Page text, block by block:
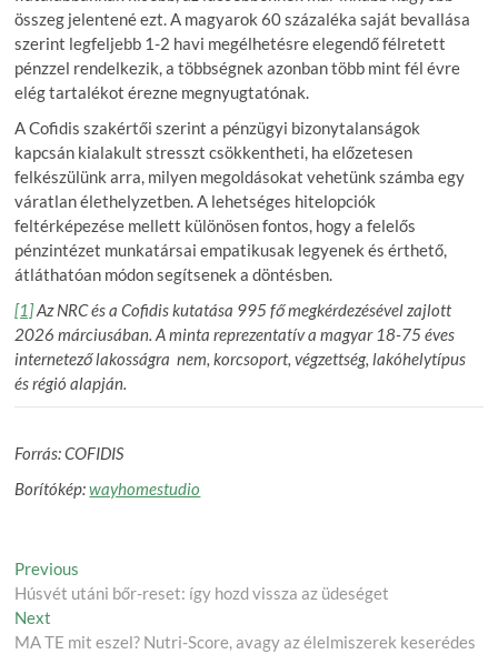
összeg jelentené ezt. A magyarok 60 százaléka saját bevallása
szerint legfeljebb 1-2 havi megélhetésre elegendő félretett
pénzzel rendelkezik, a többségnek azonban több mint fél évre
elég tartalékot érezne megnyugtatónak.
A Cofidis szakértői szerint a pénzügyi bizonytalanságok
kapcsán kialakult stresszt csökkentheti, ha előzetesen
felkészülünk arra, milyen megoldásokat vehetünk számba egy
váratlan élethelyzetben. A lehetséges hitelopciók
feltérképezése mellett különösen fontos, hogy a felelős
pénzintézet munkatársai empatikusak legyenek és érthető,
átláthatóan módon segítsenek a döntésben.
[1]Az NRC és a Cofidis kutatása 995 fő megkérdezésével zajlott
2026 márciusában. A minta reprezentatív a magyar 18-75 éves
internetező lakosságra nem, korcsoport, végzettség, lakóhelytípus
és régió alapján.
Forrás: COFIDIS
Borítókép:wayhomestudio
Post
navigation
Previous
post:
Húsvét utáni bőr-reset: így hozd vissza az üdeséget
Next
post:
MA TE mit eszel? Nutri-Score, avagy az élelmiszerek keserédes